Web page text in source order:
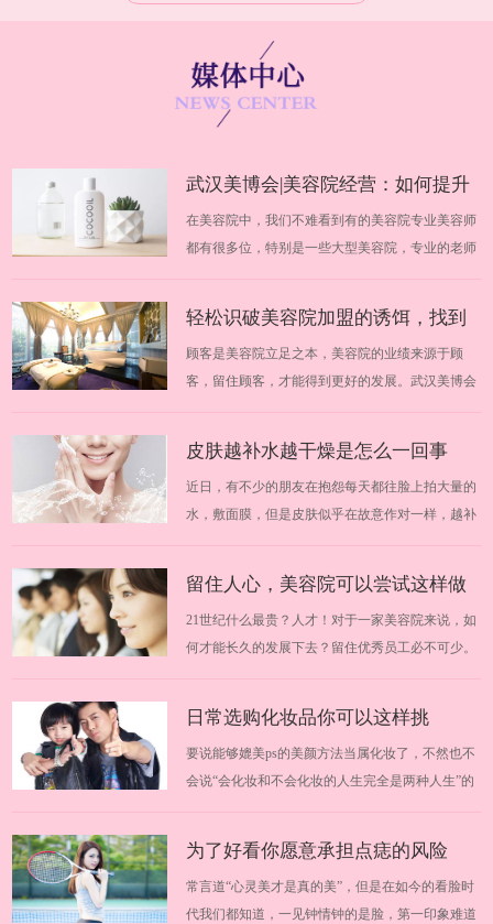
武汉美博会|美容院经营：如何提升
业绩
在美容院中，我们不难看到有的美容院专业美容师
都有很多位，特别是一些大型美容院，专业的老师
识也很到位，但是不知道为什么，每个月的收入却
并不高，而且个人业绩也不是多优秀，为…
轻松识破美容院加盟的诱饵，找到
好的厂商
顾客是美容院立足之本，美容院的业绩来源于顾
客，留住顾客，才能得到更好的发展。武汉美博会
穷，引诱加盟者上当。武汉美博会为大家分享轻松
识破美容院加盟的诱饵，找到好的厂商。20…
皮肤越补水越干燥是怎么一回事
近日，有不少的朋友在抱怨每天都往脸上拍大量的
水，敷面膜，但是皮肤似乎在故意作对一样，越补
中武汉美博会时间安排：2019年11月13日-19日
2019华中武汉美博会地点：中国（武汉）文…
留住人心，美容院可以尝试这样做
21世纪什么最贵？人才！对于一家美容院来说，如
何才能长久的发展下去？留住优秀员工必不可少。
安排：2018年3月29日-31日 2018华中武汉美博会地
点：中国（武汉）文化博览中心 一、塑…
日常选购化妆品你可以这样挑
要说能够媲美ps的美颜方法当属化妆了，不然也不
会说“会化妆和不会化妆的人生完全是两种人生”的
化出无限可能，温婉还是野蛮，淑女还是迷人完全
可以有自己掌握。日常挑选化妆品你会…
为了好看你愿意承担点痣的风险
吗？
常言道“心灵美才是真的美”，但是在如今的看脸时
代我们都知道，一见钟情钟的是脸，第一印象难道